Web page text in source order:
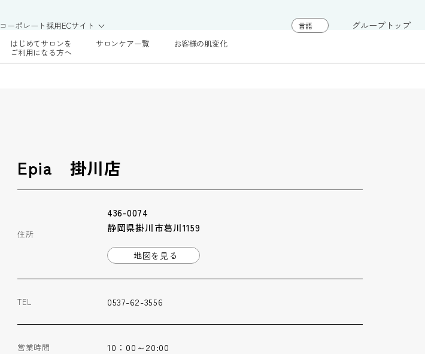
コーポレート採用ECサイト グループトップ
はじめてサロンを
ご利用になる方へ
サロンケア一覧 お客様の肌変化
Epia 掛川店
住所
436-0074
静岡県掛川市葛川1159
地図を見る
TEL 0537-62-3556
営業時間 10：00～20:00